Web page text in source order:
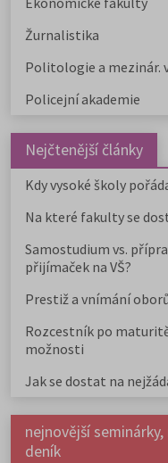
Žurnalistika
Politologie a mezinár.
Policejní akademie
Nejčtenější články
Kdy vysoké školy
Na které fakulty se
Samostudium vs.
přijímaček na VŠ?
Prestiž a vnímání
Rozcestník po
možnosti
Jak se dostat na
nejnovější
deník